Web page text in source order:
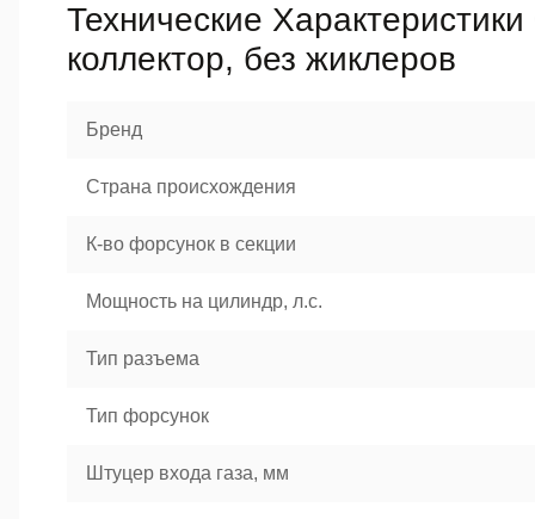
Технические
коллектор, без жиклеров
Бренд
Страна происхождения
К-во форсунок в секции
Мощность на цилиндр, л.с.
Тип разъема
Тип форсунок
Штуцер входа газа, мм